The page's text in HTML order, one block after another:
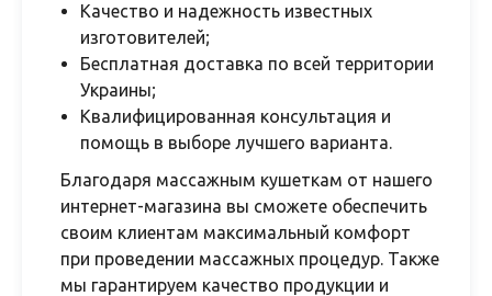
Качество и надежность известных
изготовителей;
Бесплатная доставка по всей территории
Украины;
Квалифицированная консультация и
помощь в выборе лучшего варианта.
Благодаря массажным кушеткам от нашего
интернет-магазина вы сможете обеспечить
своим клиентам максимальный комфорт
при проведении массажных процедур. Также
мы гарантируем качество продукции и